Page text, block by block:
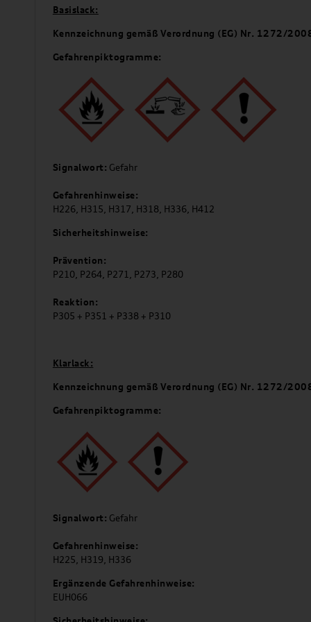
Basislack:
Kennzeichnung gemäß Verordnung (EG) Nr. 1272/
Gefahrenpiktogramme:
Signalwort: Gefahr
Gefahrenhinweise:
H226, H315, H317, H318, H336, H412
Sicherheitshinweise:
Prävention:
P210, P264, P271, P273, P280
Reaktion:
P305 + P351 + P338 + P310
Klarlack:
Kennzeichnung gemäß Verordnung (EG) Nr. 1272/
Gefahrenpiktogramme:
Signalwort: Gefahr
Gefahrenhinweise:
H225, H319, H336
Ergänzende Gefahrenhinweise:
EUH066